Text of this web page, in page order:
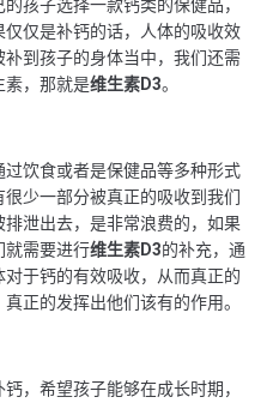
孩子选择一款钙类的保健品，
仅是补钙的话，人体的吸收效
到孩子的身体当中，我们还需
素，那就是维生素D3。
饮食或者是保健品等多种形式
少一部分被真正的吸收到我们
泄出去，是非常浪费的，如果
就需要进行维生素D3的补充，通
于钙的有效吸收，从而真正的
正的发挥出他们该有的作用。
，希望孩子能够在成长时期，